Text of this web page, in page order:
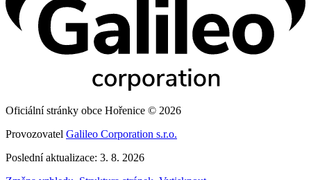
Oficiální stránky obce Hořenice © 2026
Provozovatel Galileo Corporation s.r.o.
Poslední aktualizace: 3. 8. 2026